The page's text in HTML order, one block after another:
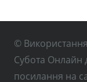
© Використання
Субота Онлайн
посилання на